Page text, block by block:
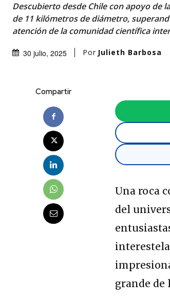
Descubierto desde Chile con apoyo de
de 11 kilómetros de diámetro,
atención de la comunidad científica
30 julio, 2025 Por Julieth Barbosa
Compartir
Una roca
del
grande de